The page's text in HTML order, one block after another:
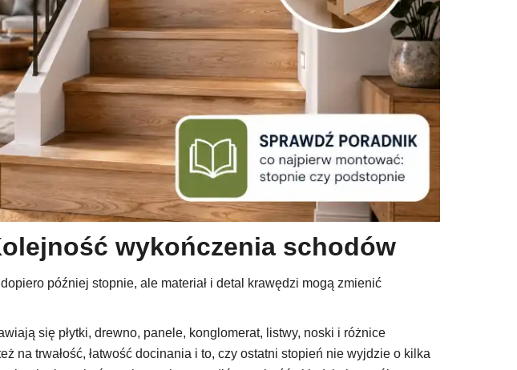
wykończenia schodów
później stopnie, ale materiał i detal krawędzi mogą zmienić
się płytki, drewno, panele, konglomerat, listwy, noski i różnice
na trwałość, łatwość docinania i to, czy ostatni stopień nie wyjdzie o kilka